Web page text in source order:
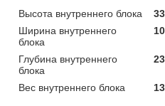
Высота внутреннего блока
Ширина внутреннего
блока
Глубина внутреннего
блока
Вес внутреннего блока